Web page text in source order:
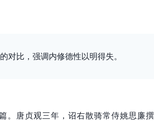
对比，强调内修德性以明得失。
。 唐贞观三年， 诏右散骑常侍姚思廉撰